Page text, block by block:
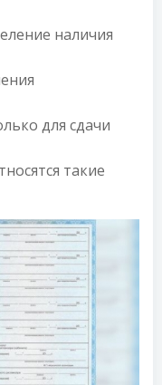
наличия
для сдачи
такие